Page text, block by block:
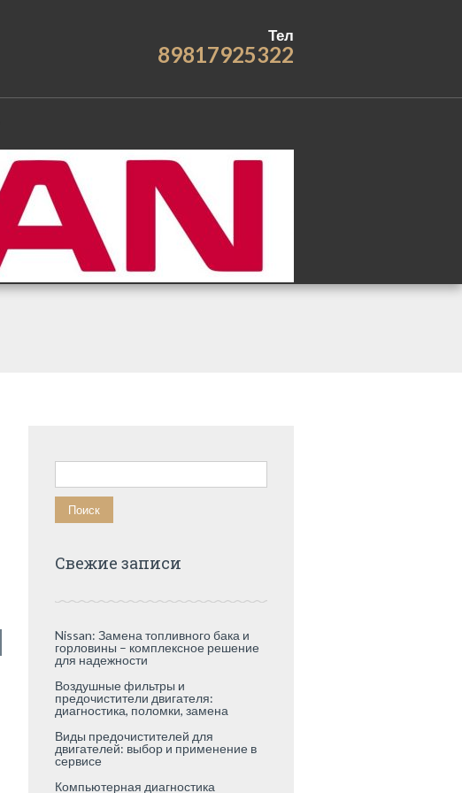
Тел
89817925322
Найти:
Свежие записи
Nissan: Замена топливного бака и
горловины – комплексное решение
для надежности
Воздушные фильтры и
предочистители двигателя:
диагностика, поломки, замена
Виды предочистителей для
двигателей: выбор и применение в
сервисе
Компьютерная диагностика